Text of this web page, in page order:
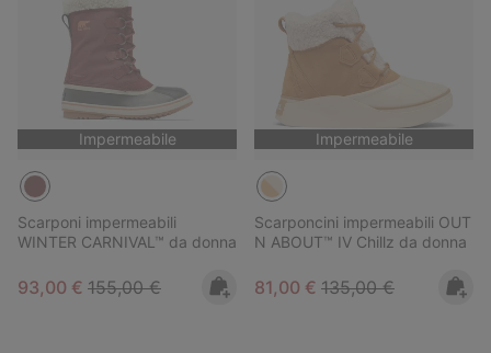
Impermeabile
Scarponi impermeabili
WINTER CARNIVAL™ da donna
Sale price:
93,00 € Regular price:
155,00 €
Impermeabile
Scarponcini impermeabili OUT
N ABOUT™ IV Chillz da donna
Sale price:
81,00 € Regular price:
135,00 €